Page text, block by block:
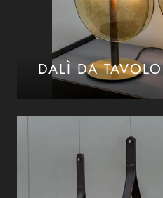
DALÌ DA TAVOLO